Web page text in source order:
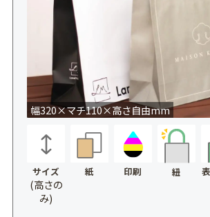
幅320×マチ110×高さ自由mm
サイズ
(高さの
み)
紙 印刷 紐